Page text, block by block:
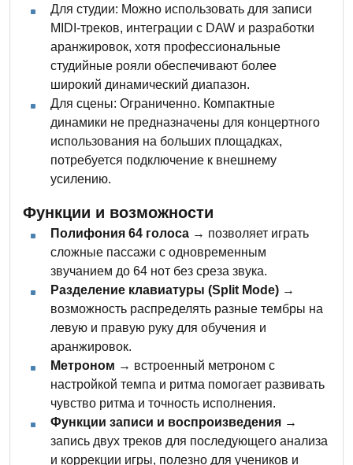
Для студии: Можно использовать для записи
MIDI-треков, интеграции с DAW и разработки
аранжировок, хотя профессиональные
студийные рояли обеспечивают более
широкий динамический диапазон.
Для сцены: Ограниченно. Компактные
динамики не предназначены для концертного
использования на больших площадках,
потребуется подключение к внешнему
усилению.
Функции и возможности
Полифония 64 голоса → позволяет играть
сложные пассажи с одновременным
звучанием до 64 нот без среза звука.
Разделение клавиатуры (Split Mode) →
возможность распределять разные тембры на
левую и правую руку для обучения и
аранжировок.
Метроном → встроенный метроном с
настройкой темпа и ритма помогает развивать
чувство ритма и точность исполнения.
Функции записи и воспроизведения →
запись двух треков для последующего анализа
и коррекции игры, полезно для учеников и